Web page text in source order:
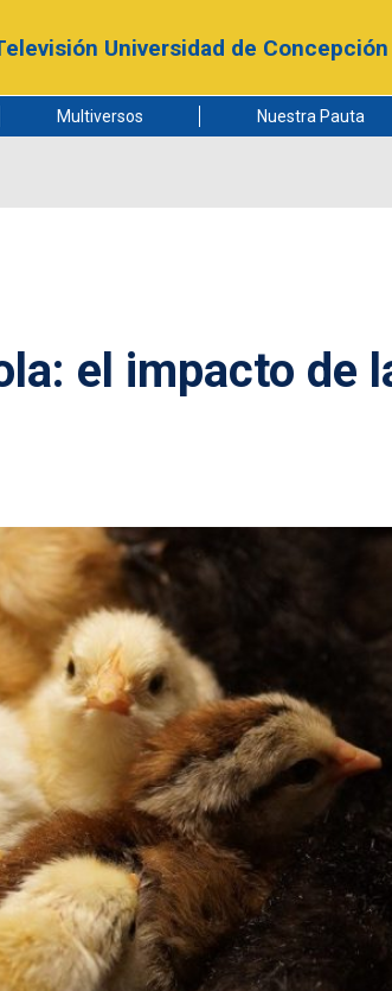
Universidad de Concepción
Multiversos Nuestra Pauta
el impacto de